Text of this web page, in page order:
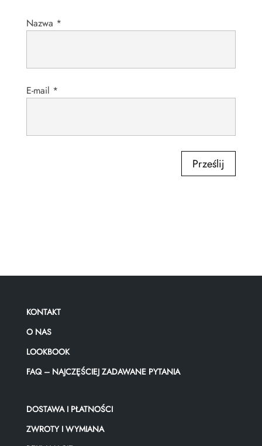
Nazwa *
E-mail *
Prześlij
KONTAKT
O NAS
LOOKBOOK
FAQ – NAJCZĘŚCIEJ ZADAWANE PYTANIA
DOSTAWA I PŁATNOŚCI
ZWROTY I WYMIANA